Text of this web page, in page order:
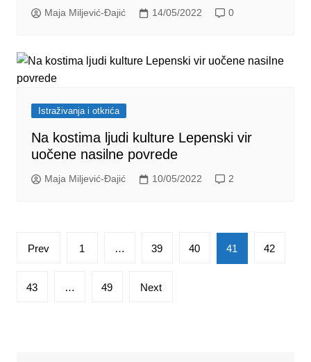
Maja Miljević-Đajić 14/05/2022 0
Istraživanja i otkrića
Na kostima ljudi kulture Lepenski vir
uočene nasilne povrede
Maja Miljević-Đajić 10/05/2022 2
Posts
Prev 1 … 39 40 41 42
43 … 49 Next